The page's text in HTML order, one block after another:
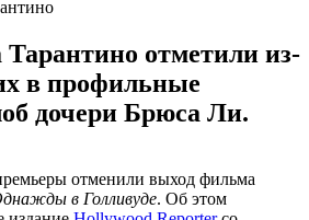
отметили из-
в профильные
дочери Брюса Ли.
отменили выход фильма
в Голливуде. Об этом